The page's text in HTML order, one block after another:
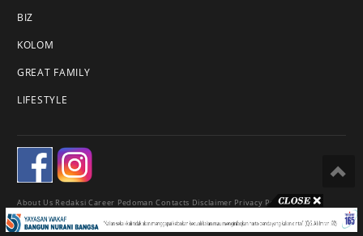
BIZ
KOLOM
GREAT FAMILY
LIFESTYLE
About Us Redaksi Career Pedoman Contacts Disclaimer Privacy Policy
© 2018 Esqnews.id - All Rights Reserved.